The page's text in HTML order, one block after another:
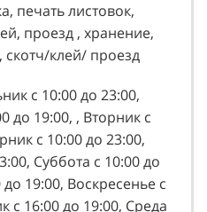
печать листовок,
проезд , хранение,
скотч/клей/ проезд
с 10:00 до 23:00,
до 19:00, , Вторник с
с 10:00 до 23:00,
Суббота с 10:00 до
19:00, Воскресенье с
с 16:00 до 19:00, Среда